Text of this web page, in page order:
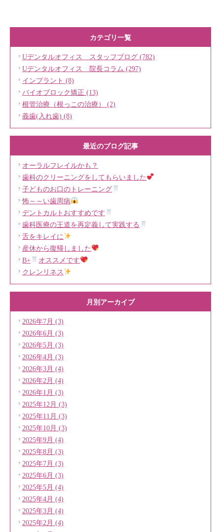
カテゴリ一覧
Uデンタルオフィス スタッフブログ (782)
Uデンタルオフィス 院長コラム (297)
インプラント (8)
バイオブロック矯正 (13)
根管治療（根っこの治療） (2)
義歯(入れ歯) (8)
最近のブログ記事
オーラルフレイルかも？
歯科のクリーニングをしてもらいました
子どものお口のトレーニング
怖～～い歯周病
デントカルトおすすめです
歯科医療の王道を再定義して実践する
舌をキレイに
産休から復帰しました
B+
オススメです
クレンリネス
月別アーカイブ
2026年7月 (3)
2026年6月 (3)
2026年5月 (3)
2026年4月 (3)
2026年3月 (4)
2026年2月 (4)
2026年1月 (3)
2025年12月 (3)
2025年11月 (3)
2025年10月 (3)
2025年9月 (4)
2025年8月 (3)
2025年7月 (3)
2025年6月 (3)
2025年5月 (4)
2025年4月 (4)
2025年3月 (4)
2025年2月 (4)